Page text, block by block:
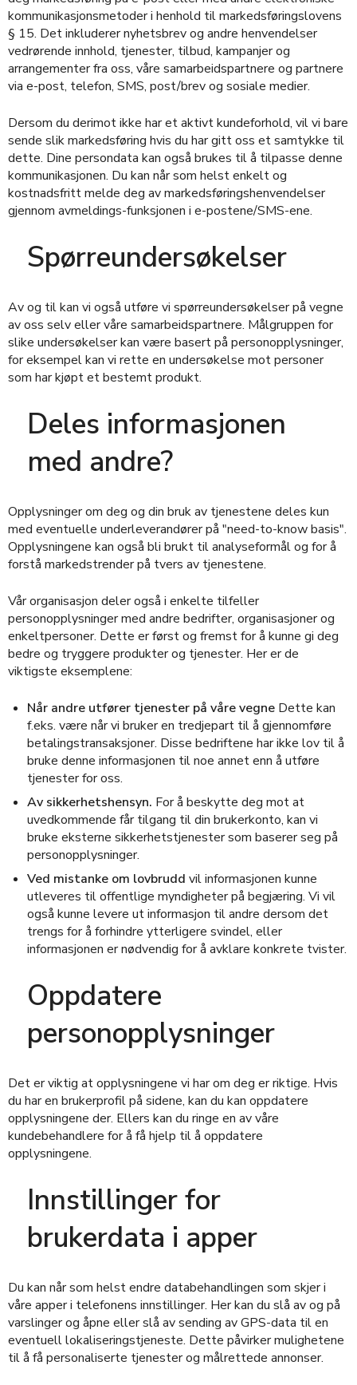
kommunikasjonsmetoder i henhold til markedsføringslovens
§ 15. Det inkluderer nyhetsbrev og andre henvendelser
vedrørende innhold, tjenester, tilbud, kampanjer og
arrangementer fra oss, våre samarbeidspartnere og partnere
via e-post, telefon, SMS, post/brev og sosiale medier.
Dersom du derimot ikke har et aktivt kundeforhold, vil vi bare
sende slik markedsføring hvis du har gitt oss et samtykke til
dette. Dine persondata kan også brukes til å tilpasse denne
kommunikasjonen. Du kan når som helst enkelt og
kostnadsfritt melde deg av markedsføringshenvendelser
gjennom avmeldings-funksjonen i e-postene/SMS-ene.
Spørreundersøkelser
Av og til kan vi også utføre vi spørreundersøkelser på vegne
av oss selv eller våre samarbeidspartnere. Målgruppen for
slike undersøkelser kan være basert på personopplysninger,
for eksempel kan vi rette en undersøkelse mot personer
som har kjøpt et bestemt produkt.
Deles informasjonen
med andre?
Opplysninger om deg og din bruk av tjenestene deles kun
med eventuelle underleverandører på "need-to-know basis".
Opplysningene kan også bli brukt til analyseformål og for å
forstå markedstrender på tvers av tjenestene.
Vår organisasjon deler også i enkelte tilfeller
personopplysninger med andre bedrifter, organisasjoner og
enkeltpersoner. Dette er først og fremst for å kunne gi deg
bedre og tryggere produkter og tjenester. Her er de
viktigste eksemplene:
Når andre utfører tjenester på våre vegne Dette kan
f.eks. være når vi bruker en tredjepart til å gjennomføre
betalingstransaksjoner. Disse bedriftene har ikke lov til å
bruke denne informasjonen til noe annet enn å utføre
tjenester for oss.
Av sikkerhetshensyn. For å beskytte deg mot at
uvedkommende får tilgang til din brukerkonto, kan vi
bruke eksterne sikkerhetstjenester som baserer seg på
personopplysninger.
Ved mistanke om lovbrudd vil informasjonen kunne
utleveres til offentlige myndigheter på begjæring. Vi vil
også kunne levere ut informasjon til andre dersom det
trengs for å forhindre ytterligere svindel, eller
informasjonen er nødvendig for å avklare konkrete tvister.
Oppdatere
personopplysninger
Det er viktig at opplysningene vi har om deg er riktige. Hvis
du har en brukerprofil på sidene, kan du kan oppdatere
opplysningene der. Ellers kan du ringe en av våre
kundebehandlere for å få hjelp til å oppdatere
opplysningene.
Innstillinger for
brukerdata i apper
Du kan når som helst endre databehandlingen som skjer i
våre apper i telefonens innstillinger. Her kan du slå av og på
varslinger og åpne eller slå av sending av GPS-data til en
eventuell lokaliseringstjeneste. Dette påvirker mulighetene
til å få personaliserte tjenester og målrettede annonser.